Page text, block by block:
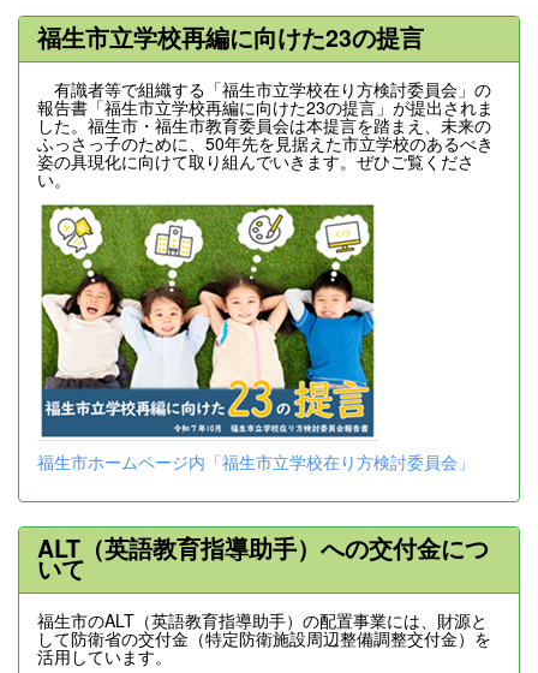
福生市立学校再編に向けた23の提言
有識者等で組織する「福生市立学校在り方検討委員会」の
報告書「福生市立学校再編に向けた23の提言」が提出されま
した。福生市・福生市教育委員会は本提言を踏まえ、未来の
ふっさっ子のために、50年先を見据えた市立学校のあるべき
姿の具現化に向けて取り組んでいきます。ぜひご覧くださ
い。
福生市ホームページ内「福生市立学校在り方検討委員会」
ALT（英語教育指導助手）への交付金につ
いて
福生市のALT（英語教育指導助手）の配置事業には、財源と
して防衛省の交付金（特定防衛施設周辺整備調整交付金）を
活用しています。